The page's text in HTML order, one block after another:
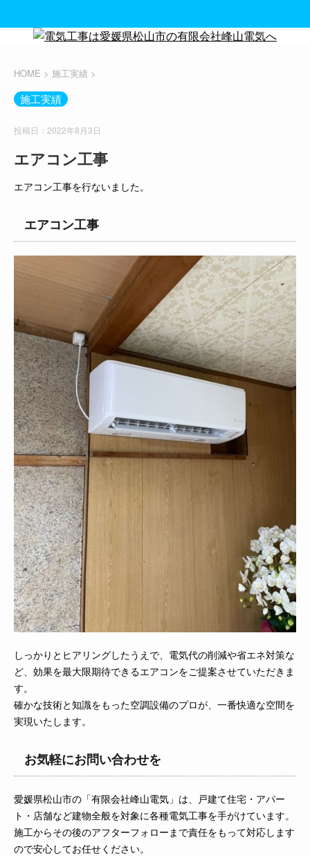
HOME > 施工実績 >
施工実績
投稿日：2022年8月3日
エアコン工事
エアコン工事を行ないました。
エアコン工事
しっかりとヒアリングしたうえで、電気代の削減や省エネ対策な
ど、効果を最大限期待できるエアコンをご提案させていただきま
す。
確かな技術と知識をもった空調設備のプロが、一番快適な空間を
実現いたします。
お気軽にお問い合わせを
愛媛県松山市の「有限会社峰山電気」は、戸建て住宅・アパー
ト・店舗など建物全般を対象に各種電気工事を手がけています。
施工からその後のアフターフォローまで責任をもって対応します
ので安心してお任せください。